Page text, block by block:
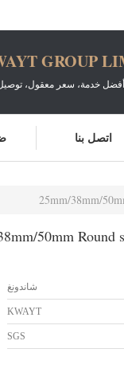
GROUP
أفضل خدمة، سعر معقول،
اتصل بنا
25mm/38mm/
50mm Round
شاندونغ
KWAYT
SGS